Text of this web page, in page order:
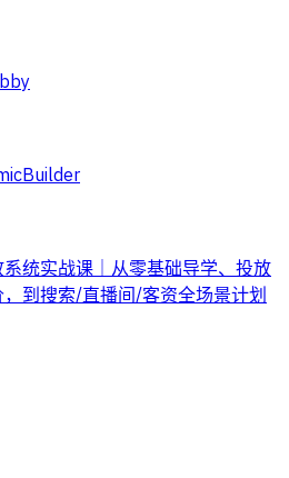
统实战课｜从零基础导学、投放
到搜索/直播间/客资全场景计划